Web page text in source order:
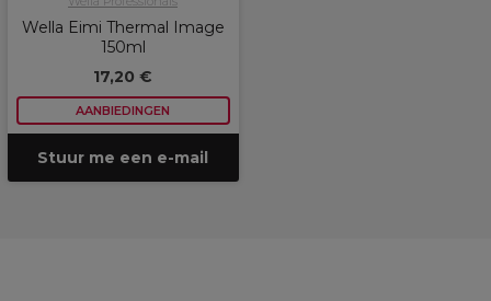
Wella Eimi Thermal Image
150ml
17,20 €
AANBIEDINGEN
Stuur me een e-mail